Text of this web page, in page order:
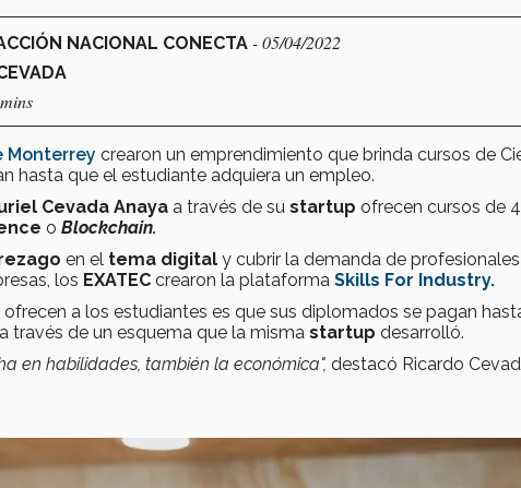
NACIONAL CONECTA - 05/04/2022
Monterrey crearon un emprendimiento que brinda cursos de
hasta que el estudiante adquiera un empleo.
Cevada Anaya a través de su startup ofrecen cursos de
o Blockchain.
en el tema digital y cubrir la demanda de
los EXATEC crearon la plataforma Skills For Industry.
a los estudiantes es que sus diplomados se pagan
través de un esquema que la misma startup desarrolló.
en habilidades, también la económica", destacó Ricardo